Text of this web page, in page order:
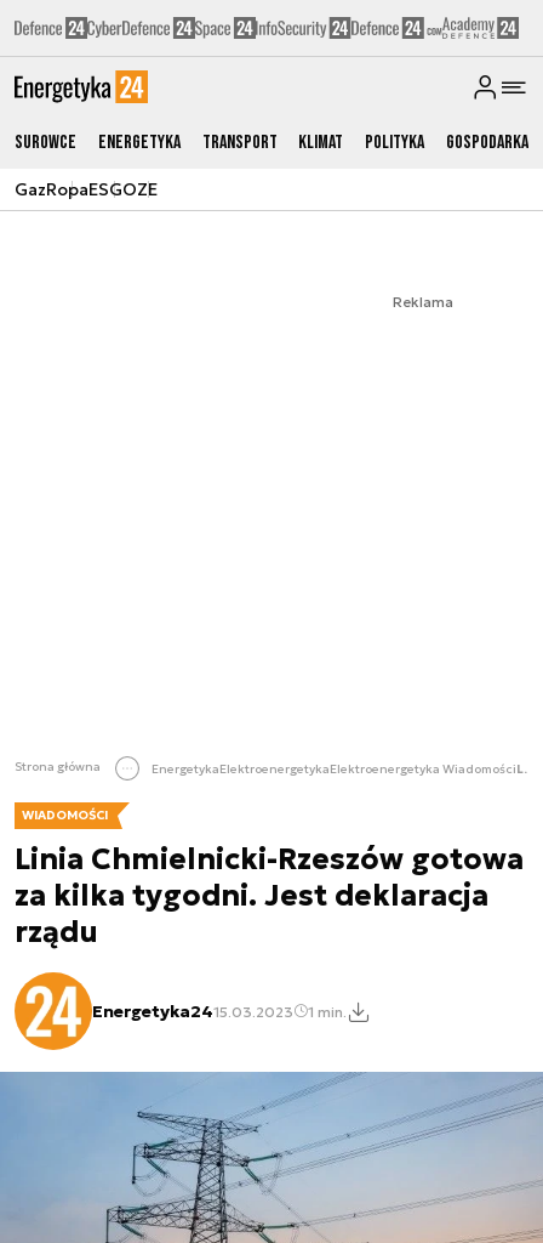
Surowce Energetyka Transport Klimat Polityka Gospodarka
GazRopaESGOZE
Reklama
Strona główna EnergetykaElektroenergetykaElektroenergetyka Wiadomości
WIADOMOŚCI
Linia Chmielnicki-Rzeszów gotowa
za kilka tygodni. Jest deklaracja
rządu
Energetyka2415.03.2023 1 min.